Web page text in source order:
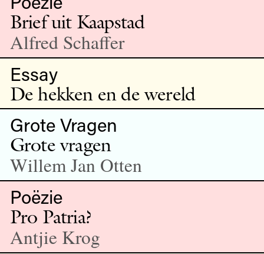
Brief uit Kaapstad
Alfred Schaffer
Essay
De hekken en de wereld
Grote Vragen
Grote vragen
Willem Jan Otten
Poëzie
Pro Patria?
Antjie Krog